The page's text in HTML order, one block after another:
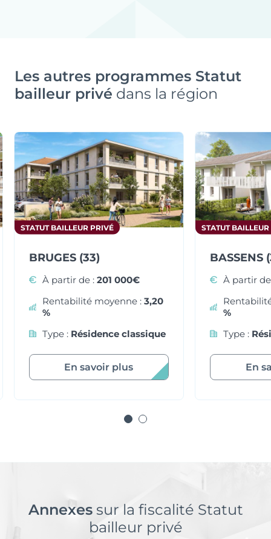
1
Typologie
T3
Parking
Oui
Surface
Extérieur
Prix
238 350 €
Les autres programmes Statut
bailleur privé dans la région
STATUT BAILLEUR PRIVÉ
BRUGES (33)
À partir de : 201 000€
Rentabilité moyenne : 3,20
%
Type : Résidence classique
En savoir plus
STATUT
BASSENS
À partir
%
Type :
En
Annexessur la fiscalité Statut
bailleur privé